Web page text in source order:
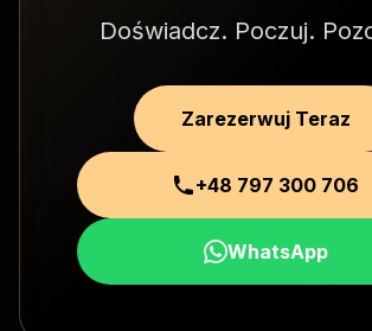
Doświadcz. Poczuj.
Zarezerwuj Teraz
+48 797 300 706
WhatsApp